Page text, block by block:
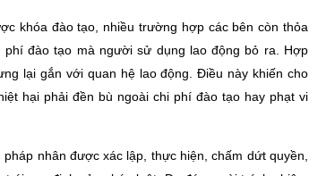
khóa đào tạo, nhiều trường hợp các bên còn thỏa
đào tạo mà người sử dụng lao động bỏ ra. Hợp
lại gắn với quan hệ lao động. Điều này khiến cho
hại phải đền bù ngoài chi phí đào tạo hay phạt vi
nhân được xác lập, thực hiện, chấm dứt quyền,